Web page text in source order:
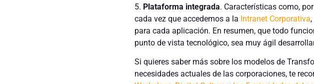
5. Plataforma integrada. Características como,
cada vez que accedemos a la Intranet Corporativa
para cada aplicación. En resumen, que todo
punto de vista tecnológico, sea muy ágil
Si quieres saber más sobre los modelos de
necesidades actuales de las corporaciones, te